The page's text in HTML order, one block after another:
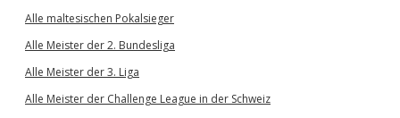
Alle maltesischen Pokalsieger
Alle Meister der 2. Bundesliga
Alle Meister der 3. Liga
Alle Meister der Challenge League in der Schweiz